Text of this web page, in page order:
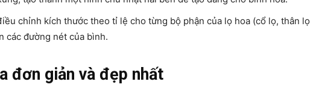
chỉnh kích thước theo tỉ lệ cho từng bộ phận của lọ hoa (cổ lọ, thân lọ
các đường nét của bình.
đơn giản và đẹp nhất